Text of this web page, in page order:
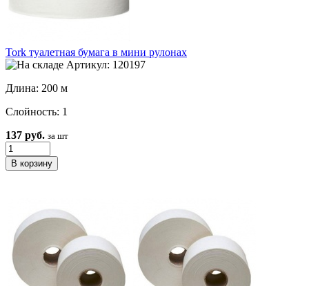
Tork туалетная бумага в мини рулонах
Артикул: 120197
Длина: 200 м
Слойность: 1
137 руб. за шт